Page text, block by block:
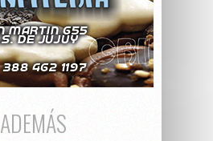
ADEMÁS